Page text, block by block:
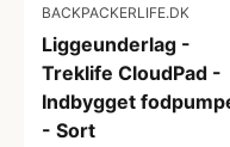
BACKPACKERLIFE.DK
Liggeunderlag -
Treklife CloudPad -
Indbygget
- Sort